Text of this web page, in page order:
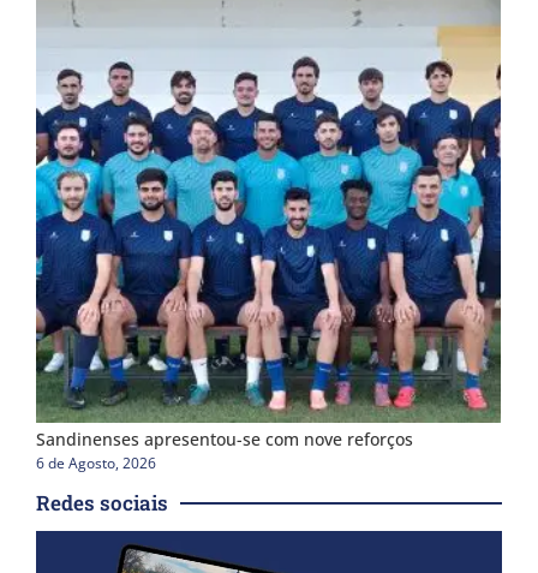
Sandinenses apresentou-se com nove reforços
6 de Agosto, 2026
Redes sociais